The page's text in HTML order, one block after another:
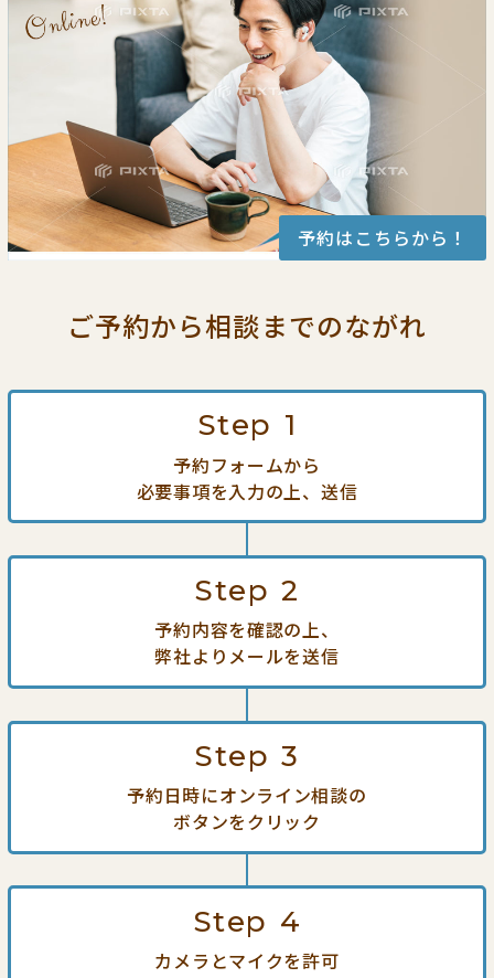
予約はこちらから！
ご予約から相談までのながれ
Step 1
予約フォームから
必要事項を入力の上、送信
Step 2
予約内容を確認の上、
弊社よりメールを送信
Step 3
予約日時にオンライン相談の
ボタンをクリック
Step 4
カメラとマイクを許可